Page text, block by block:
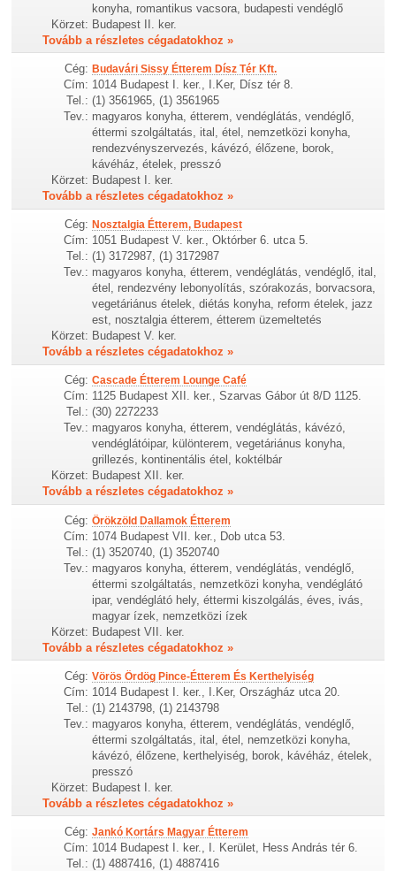
konyha, romantikus vacsora, budapesti vendéglő
Körzet: Budapest II. ker.
Tovább a részletes cégadatokhoz »
Cég: Budavári Sissy Étterem Dísz Tér Kft.
Cím: 1014 Budapest I. ker., I.Ker, Dísz tér 8.
Tel.: (1) 3561965, (1) 3561965
Tev.: magyaros konyha, étterem, vendéglátás, vendéglő,
éttermi szolgáltatás, ital, étel, nemzetközi konyha,
rendezvényszervezés, kávézó, élőzene, borok,
kávéház, ételek, presszó
Körzet: Budapest I. ker.
Tovább a részletes cégadatokhoz »
Cég: Nosztalgia Étterem, Budapest
Cím: 1051 Budapest V. ker., Októrber 6. utca 5.
Tel.: (1) 3172987, (1) 3172987
Tev.: magyaros konyha, étterem, vendéglátás, vendéglő, ital,
étel, rendezvény lebonyolítás, szórakozás, borvacsora,
vegetáriánus ételek, diétás konyha, reform ételek, jazz
est, nosztalgia étterem, étterem üzemeltetés
Körzet: Budapest V. ker.
Tovább a részletes cégadatokhoz »
Cég: Cascade Étterem Lounge Café
Cím: 1125 Budapest XII. ker., Szarvas Gábor út 8/D 1125.
Tel.: (30) 2272233
Tev.: magyaros konyha, étterem, vendéglátás, kávézó,
vendéglátóipar, különterem, vegetáriánus konyha,
grillezés, kontinentális étel, koktélbár
Körzet: Budapest XII. ker.
Tovább a részletes cégadatokhoz »
Cég: Örökzöld Dallamok Étterem
Cím: 1074 Budapest VII. ker., Dob utca 53.
Tel.: (1) 3520740, (1) 3520740
Tev.: magyaros konyha, étterem, vendéglátás, vendéglő,
éttermi szolgáltatás, nemzetközi konyha, vendéglátó
ipar, vendéglátó hely, éttermi kiszolgálás, éves, ivás,
magyar ízek, nemzetközi ízek
Körzet: Budapest VII. ker.
Tovább a részletes cégadatokhoz »
Cég: Vörös Ördög Pince-Étterem És Kerthelyiség
Cím: 1014 Budapest I. ker., I.Ker, Országház utca 20.
Tel.: (1) 2143798, (1) 2143798
Tev.: magyaros konyha, étterem, vendéglátás, vendéglő,
éttermi szolgáltatás, ital, étel, nemzetközi konyha,
kávézó, élőzene, kerthelyiség, borok, kávéház, ételek,
presszó
Körzet: Budapest I. ker.
Tovább a részletes cégadatokhoz »
Cég: Jankó Kortárs Magyar Étterem
Cím: 1014 Budapest I. ker., I. Kerület, Hess András tér 6.
Tel.: (1) 4887416, (1) 4887416